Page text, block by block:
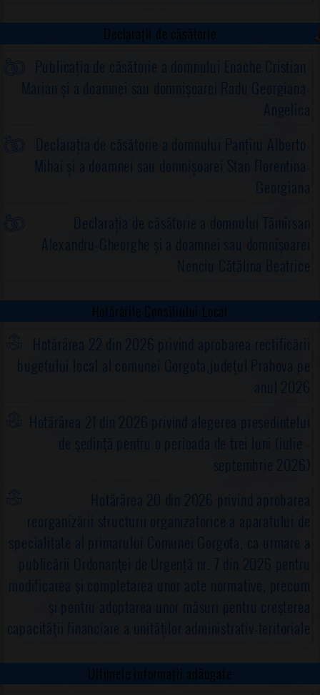
Declarații de căsătorie
Publicația de căsătorie a domnului Enache Cristian-
Marian și a doamnei sau domnișoarei Radu Georgiana-
Angelica
Declarația de căsătorie a domnului Panțîru Alberto-
Mihai și a doamnei sau domnișoarei Stan Florentina-
Georgiana
Declarația de căsătorie a domnului Tămîrsan
Alexandru-Gheorghe și a doamnei sau domnișoarei
Nenciu Cătălina Beatrice
Hotărârile Consiliului Local
Hotărârea 22 din 2026 privind aprobarea rectificării
bugetului local al comunei Gorgota,judeţul Prahova pe
anul 2026
Hotărârea 21 din 2026 privind alegerea preşedintelui
de şedinţă pentru o perioada de trei luni (iulie -
septembrie 2026)
Hotărârea 20 din 2026 privind aprobarea
reorganizării structurii organizatorice a aparatului de
specialitate al primarului Comunei Gorgota, ca urmare a
publicării Ordonanţei de Urgență nr. 7 din 2026 pentru
modificarea şi completarea unor acte normative, precum
şi pentru adoptarea unor măsuri pentru creşterea
capacităţii financiare a unităţilor administrativ-teritoriale
Ultimele informații adăugate